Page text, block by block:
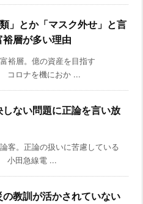
」とか「マスク外せ」と言
層が多い理由
裕層。億の資産を目指す
コロナを機におか ...
しない問題に正論を言い放
客。正論の扱いに苦慮している
小田急線電 ...
教訓が活かされていない